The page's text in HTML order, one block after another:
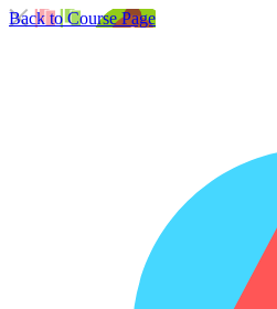
Back to Course Page